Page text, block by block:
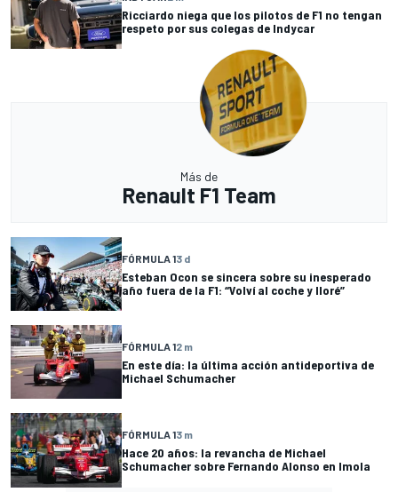
Ricciardo niega que los pilotos de F1 no tengan
respeto por sus colegas de Indycar
Más de
Renault F1 Team
FÓRMULA 13 d
Esteban Ocon se sincera sobre su inesperado
año fuera de la F1: “Volví al coche y lloré”
FÓRMULA 12 m
En este día: la última acción antideportiva de
Michael Schumacher
FÓRMULA 13 m
Hace 20 años: la revancha de Michael
Schumacher sobre Fernando Alonso en Imola